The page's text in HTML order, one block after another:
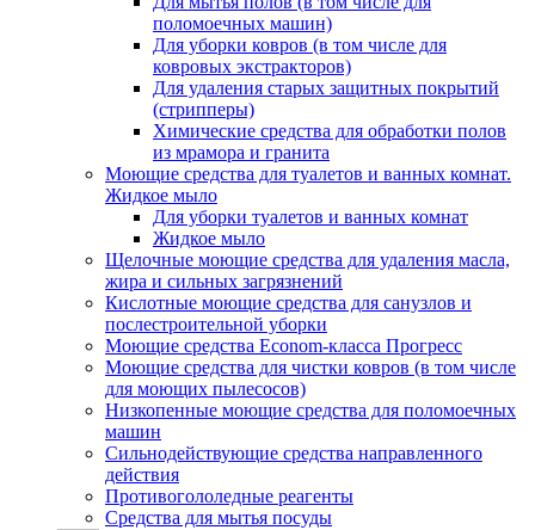
поломоечных машин)
Для уборки ковров (в том числе для
ковровых экстракторов)
Для удаления старых защитных покрытий
(стрипперы)
Химические средства для обработки полов
из мрамора и гранита
Моющие средства для туалетов и ванных комнат.
Жидкое мыло
Для уборки туалетов и ванных комнат
Жидкое мыло
Щелочные моющие средства для удаления масла,
жира и сильных загрязнений
Кислотные моющие средства для санузлов и
послестроительной уборки
Моющие средства Econom-класса Прогресс
Моющие средства для чистки ковров (в том числе
для моющих пылесосов)
Низкопенные моющие средства для поломоечных
машин
Сильнодействующие средства направленного
действия
Противогололедные реагенты
Средства для мытья посуды